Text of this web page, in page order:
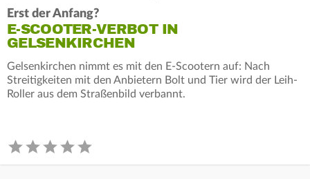
Erst der Anfang?
E-SCOOTER-VERBOT IN
GELSENKIRCHEN
Gelsenkirchen nimmt es mit den E-Scootern auf: Nach
Streitigkeiten mit den Anbietern Bolt und Tier wird der Leih-
Roller aus dem Straßenbild verbannt.